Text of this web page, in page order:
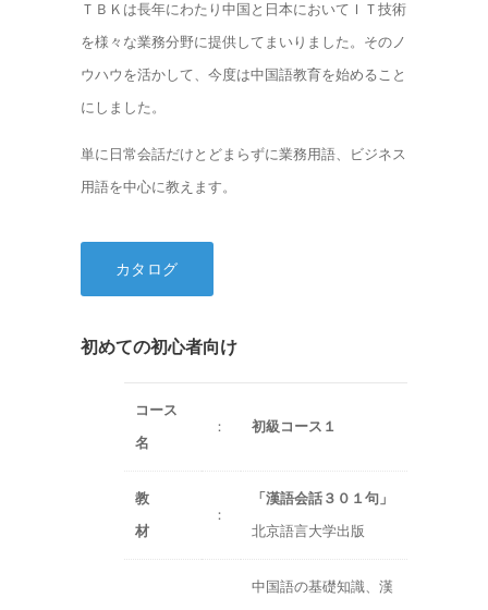
ＴＢＫは長年にわたり中国と日本においてＩＴ技術
を様々な業務分野に提供してまいりました。そのノ
ウハウを活かして、今度は中国語教育を始めること
にしました。
単に日常会話だけとどまらずに業務用語、ビジネス
用語を中心に教えます。
カタログ
初めての初心者向け
コース
名
： 初級コース１
教
材
：
「漢語会話３０１句」
北京語言大学出版
中国語の基礎知識、漢